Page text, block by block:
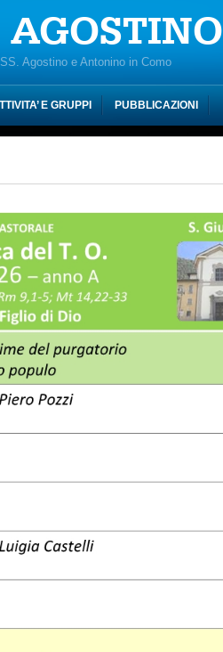
Agostino e Antonino in Como
E GRUPPI PUBBLICAZIONI